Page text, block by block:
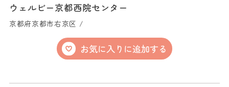
ウェルビー京都西院センター
京都府京都市右京区 /
お気に入りに追加する